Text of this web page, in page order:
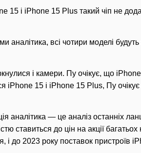
15 і iPhone 15 Plus такий чіп не
аналітика, всі чотири моделі
і камери. Пу очікує, що
iPhone 15 і iPhone 15 Plus, Пу
аналітика — це аналіз останніх
ставиться до цін на акції
і до 2023 року поставок пристроїв